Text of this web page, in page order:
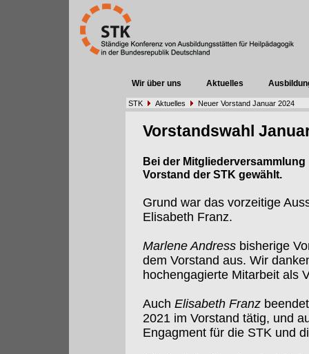
Wir über uns Aktuelles
STK Aktuelles Neuer Vorstand Januar 2024
Vorstandswahl
Bei der
Vorstand der STK gewählt.
Grund war das vorzeitige
Elisabeth Franz.
Marlene Andress bisherige
dem Vorstand aus. Wir
hochengagierte Mitarbeit als
Auch Elisabeth Franz
2021 im Vorstand tätig, und
Engagment für die STK und